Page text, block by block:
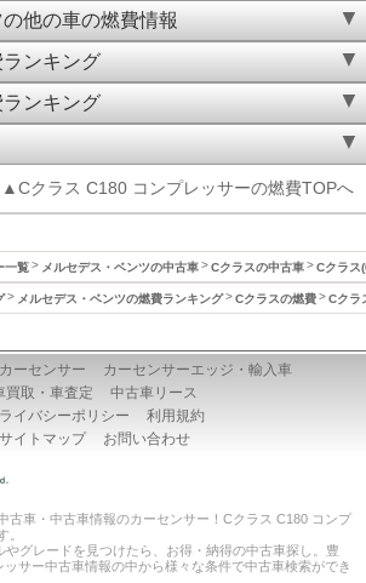
他の車の燃費情報
ンキング
ンキング
▲Cクラス C180 コンプレッサーの燃費TOPへ
一覧 メルセデス・ベンツの中古車 Cクラスの中古車 Cクラス
メルセデス・ベンツの燃費ランキング Cクラスの燃費 Cクラ
ーセンサー
カーセンサーエッジ・輸入車
買取・車査定
中古車リース
イバシーポリシー
利用規約
サイトマップ
お問い合わせ
古車・中古車情報のカーセンサー！Cクラス C180 コンプ
。
やグレードを見つけたら、お得・納得の中古車探し。豊
サー中古車情報の中から様々な条件で中古車検索ができ